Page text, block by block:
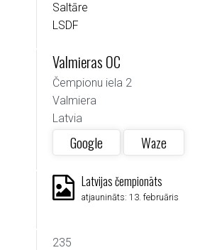
Saltāre
LSDF
Valmieras OC
Čempionu iela 2
Valmiera
Latvia
Google Waze
Latvijas čempionāts
atjaunināts: 13. februāris
235